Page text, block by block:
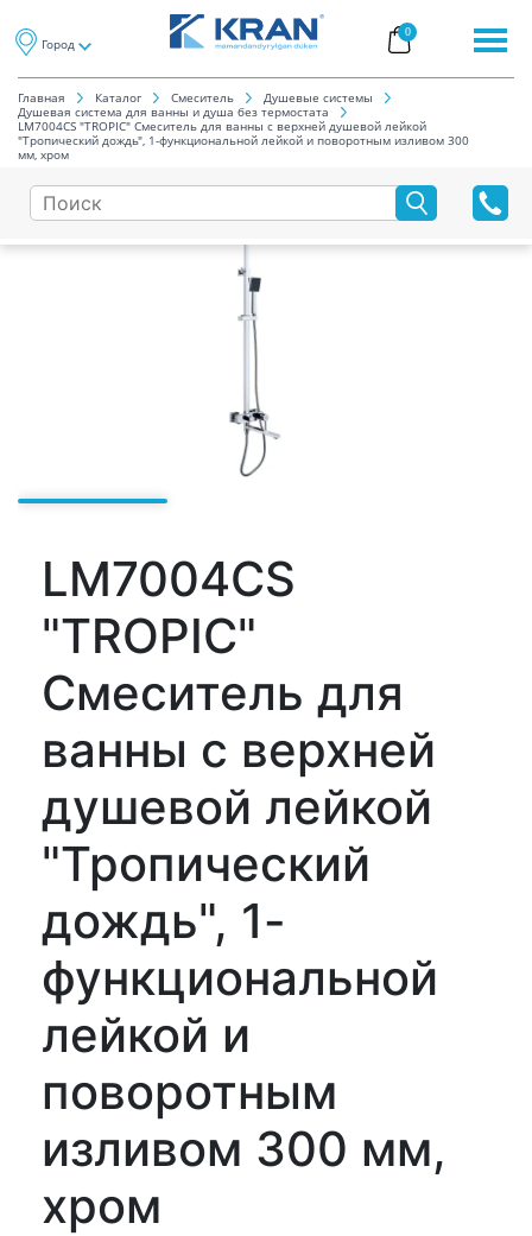
Город
0
Главная Каталог Смеситель
Душевые системы
Душевая система для ванны и душа без термостата
LM7004CS "TROPIC" Смеситель для ванны с верхней душевой лейкой
"Тропический дождь", 1-функциональной лейкой и поворотным изливом 300
мм, хром
LM7004CS
"TROPIC"
Смеситель для
ванны с верхней
душевой лейкой
"Тропический
дождь", 1-
функциональной
лейкой и
поворотным
изливом 300 мм,
хром